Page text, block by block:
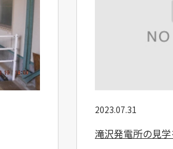
2023.07.31
滝沢発電所の見学